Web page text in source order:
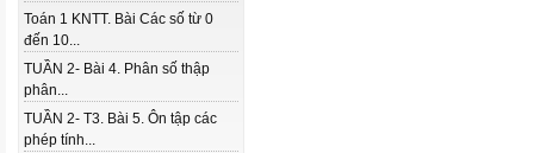
Toán 1 KNTT. Bài Các số từ 0
đến 10...
TUẦN 2- Bài 4. Phân số thập
phân...
TUẦN 2- T3. Bài 5. Ôn tập các
phép tính...